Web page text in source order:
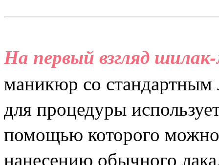
На первый взгляд
маникюр со
для процедуры
помощью которого
нанесению обычного